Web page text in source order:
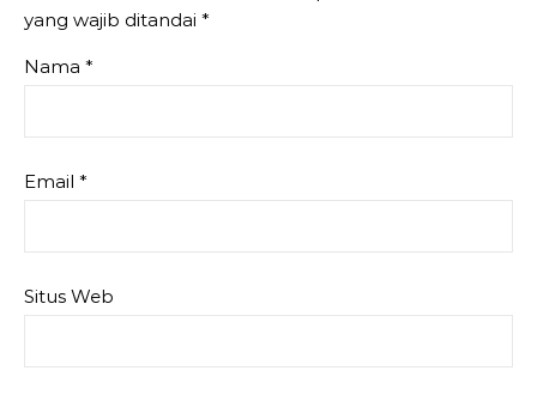
yang wajib ditandai *
Nama *
Email *
Situs Web